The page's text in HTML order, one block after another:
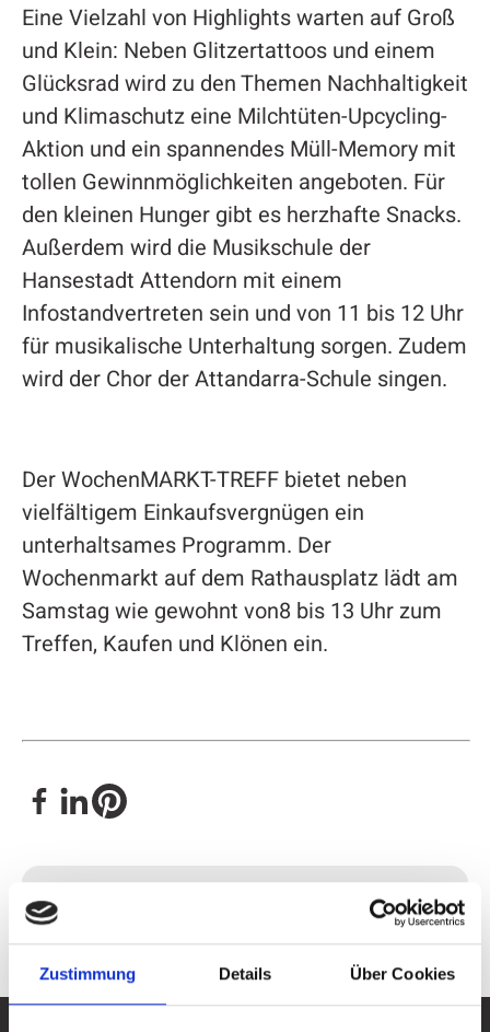
Zustimmung Details Über Cookies
Eine Vielzahl von Highlights warten auf Groß
und Klein: Neben Glitzertattoos und einem
Glücksrad wird zu den Themen Nachhaltigkeit
und Klimaschutz eine Milchtüten-Upcycling-
Aktion und ein spannendes Müll-Memory mit
tollen Gewinnmöglichkeiten angeboten. Für
den kleinen Hunger gibt es herzhafte Snacks.
Außerdem wird die Musikschule der
Hansestadt Attendorn mit einem
Infostandvertreten sein und von 11 bis 12 Uhr
für musikalische Unterhaltung sorgen. Zudem
wird der Chor der Attandarra-Schule singen.
Der WochenMARKT-TREFF bietet neben
vielfältigem Einkaufsvergnügen ein
unterhaltsames Programm. Der
Wochenmarkt auf dem Rathausplatz lädt am
Samstag wie gewohnt von8 bis 13 Uhr zum
Treffen, Kaufen und Klönen ein.
Kontakt
Hier ist immer etwas los!